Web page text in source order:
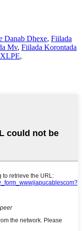
Danab Dhexe, Fiilada
Mv, Fiilada Korontada
,